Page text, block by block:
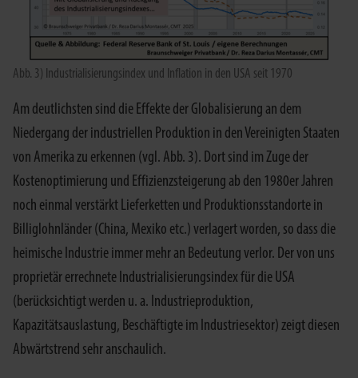
Abb. 3) Industrialisierungsindex und Inflation in den USA seit 1970
Am deutlichsten sind die Effekte der Globalisierung an dem
Niedergang der industriellen Produktion in den Vereinigten Staaten
von Amerika zu erkennen (vgl. Abb. 3). Dort sind im Zuge der
Kostenoptimierung und Effizienzsteigerung ab den 1980er Jahren
noch einmal verstärkt Lieferketten und Produktionsstandorte in
Billiglohnländer (China, Mexiko etc.) verlagert worden, so dass die
heimische Industrie immer mehr an Bedeutung verlor. Der von uns
proprietär errechnete Industrialisierungsindex für die USA
(berücksichtigt werden u. a. Industrieproduktion,
Kapazitätsauslastung, Beschäftigte im Industriesektor) zeigt diesen
Abwärtstrend sehr anschaulich.